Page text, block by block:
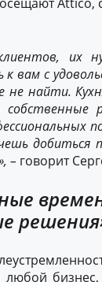
их
к вам с
не найти.
добиться
– говорит
любой